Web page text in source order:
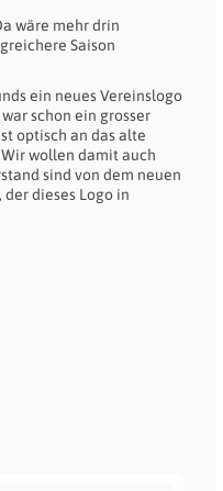
wäre mehr drin
Saison
ein neues Vereinslogo
schon ein grosser
optisch an das alte
wollen damit auch
sind von dem neuen
dieses Logo in